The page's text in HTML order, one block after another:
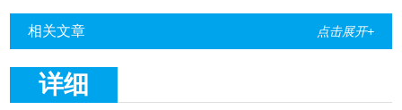
相关文章 点击展开+
详细